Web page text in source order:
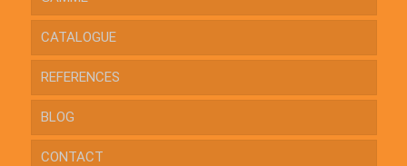
CATALOGUE
REFERENCES
BLOG
CONTACT